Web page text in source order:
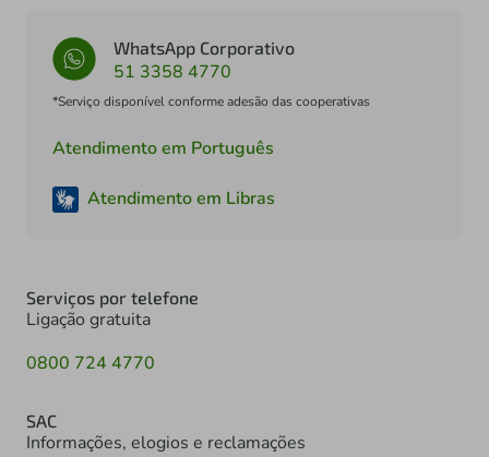
WhatsApp Corporativo
51 3358 4770
*Serviço disponível conforme adesão das cooperativas
Atendimento em Português
Atendimento em Libras
Serviços por telefone
Ligação gratuita
0800 724 4770
SAC
Informações, elogios e reclamações